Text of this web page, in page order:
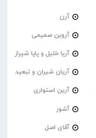
آرن
آروین صمیمی
آریا خلیل و پاپا شیراز
آریان شیران و تبعید
آرین استواری
آشور
آقای اصل